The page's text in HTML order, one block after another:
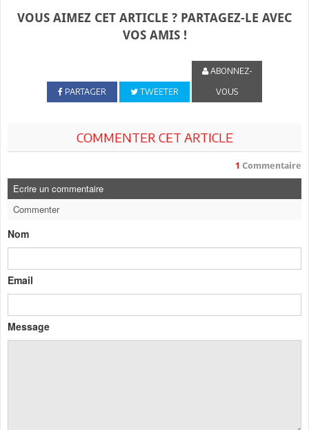
VOUS AIMEZ CET ARTICLE ? PARTAGEZ-LE AVEC
VOS AMIS !
PARTAGER TWEETER
ABONNEZ-
VOUS
COMMENTER CET ARTICLE
1 Commentaire
Ecrire un commentaire
Commenter
Nom
Email
Message